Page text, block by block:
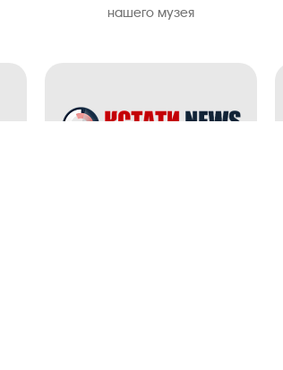
нашего музея